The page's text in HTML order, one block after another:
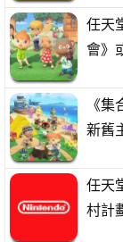
任天
會》
《
新舊
任天
村計